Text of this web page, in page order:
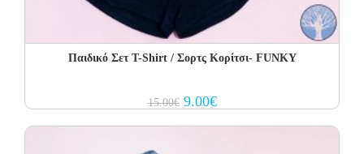
Παιδικό Σετ T-Shirt / Σορτς Κορίτσι- FUNKY
15.00€ Original
price
9.00€Current
price